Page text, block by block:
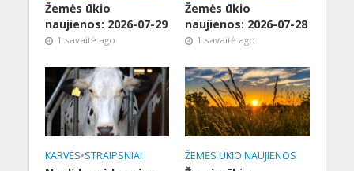
Žemės ūkio
naujienos: 2026-07-29
1 savaitė ago
Žemės ūkio
naujienos: 2026-07-28
1 savaitė ago
KARVĖS•STRAIPSNIAI ŽEMĖS ŪKIO NAUJIENOS